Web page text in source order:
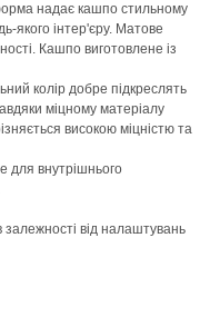
надає кашпо стильному
якого інтер'єру. Матове
Кашпо виготовлене із
колір добре підкреслять
міцному матеріалу
високою міцністю та
для внутрішнього
залежності від налаштувань